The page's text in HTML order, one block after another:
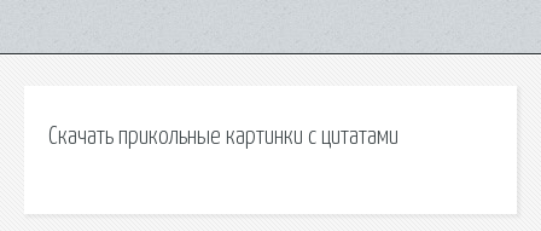
Скачать прикольные картинки с цитатами